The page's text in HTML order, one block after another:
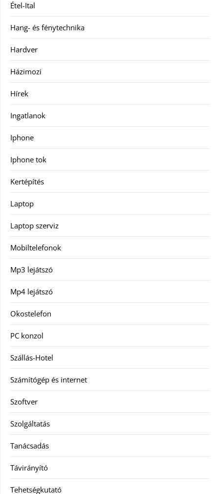
Étel-Ital
Hang- és fénytechnika
Hardver
Házimozi
Hírek
Ingatlanok
Iphone
Iphone tok
Kertépítés
Laptop
Laptop szerviz
Mobiltelefonok
Mp3 lejátszó
Mp4 lejátszó
Okostelefon
PC konzol
Szállás-Hotel
Számítógép és internet
Szoftver
Szolgáltatás
Tanácsadás
Távirányító
Tehetségkutató